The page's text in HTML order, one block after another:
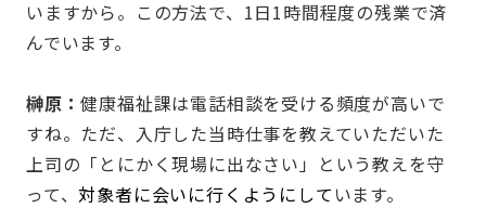
いますから。この方法で、1日1時間程度の残業で済
んでいます。
榊原：健康福祉課は電話相談を受ける頻度が高いで
すね。ただ、入庁した当時仕事を教えていただいた
上司の「とにかく現場に出なさい」という教えを守
って、対象者に会いに行くようにして います。